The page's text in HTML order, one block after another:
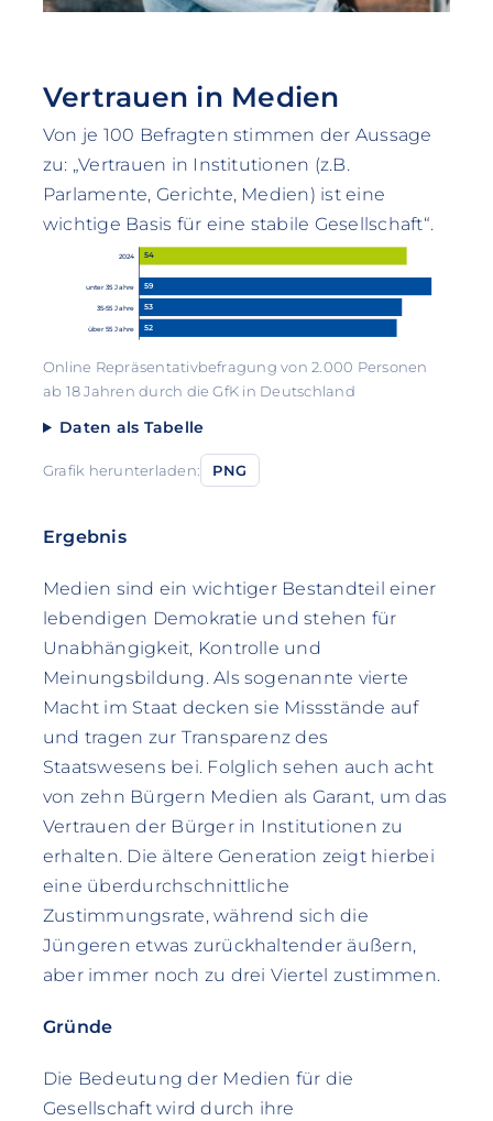
Vertrauen in Medien
Von je 100 Befragten stimmen der Aussage
zu: „Vertrauen in Institutionen (z.B.
Parlamente, Gerichte, Medien) ist eine
wichtige Basis für eine stabile Gesellschaft“.
2024 54
unter 35 Jahre 59
35-55 Jahre 53
über 55 Jahre 52
Online Repräsentativbefragung von 2.000 Personen
ab 18 Jahren durch die GfK in Deutschland
Daten als Tabelle
Grafik herunterladen: PNG
Ergebnis
Medien sind ein wichtiger Bestandteil einer
lebendigen Demokratie und stehen für
Unabhängigkeit, Kontrolle und
Meinungsbildung. Als sogenannte vierte
Macht im Staat decken sie Missstände auf
und tragen zur Transparenz des
Staatswesens bei. Folglich sehen auch acht
von zehn Bürgern Medien als Garant, um das
Vertrauen der Bürger in Institutionen zu
erhalten. Die ältere Generation zeigt hierbei
eine überdurchschnittliche
Zustimmungsrate, während sich die
Jüngeren etwas zurückhaltender äußern,
aber immer noch zu drei Viertel zustimmen.
Gründe
Die Bedeutung der Medien für die
Gesellschaft wird durch ihre